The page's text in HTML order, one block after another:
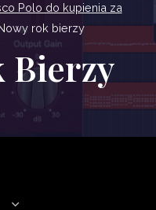
Polo do kupienia za
rok bierzy
Bierzy